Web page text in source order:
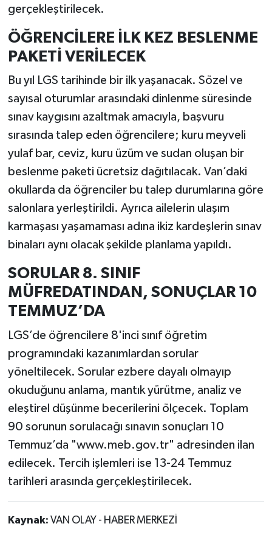
gerçekleştirilecek.
ÖĞRENCİLERE İLK KEZ BESLENME
PAKETİ VERİLECEK
Bu yıl LGS tarihinde bir ilk yaşanacak. Sözel ve
sayısal oturumlar arasındaki dinlenme süresinde
sınav kaygısını azaltmak amacıyla, başvuru
sırasında talep eden öğrencilere; kuru meyveli
yulaf bar, ceviz, kuru üzüm ve sudan oluşan bir
beslenme paketi ücretsiz dağıtılacak. Van’daki
okullarda da öğrenciler bu talep durumlarına göre
salonlara yerleştirildi. Ayrıca ailelerin ulaşım
karmaşası yaşamaması adına ikiz kardeşlerin sınav
binaları aynı olacak şekilde planlama yapıldı.
SORULAR 8. SINIF
MÜFREDATINDAN, SONUÇLAR 10
TEMMUZ’DA
LGS’de öğrencilere 8'inci sınıf öğretim
programındaki kazanımlardan sorular
yöneltilecek. Sorular ezbere dayalı olmayıp
okuduğunu anlama, mantık yürütme, analiz ve
eleştirel düşünme becerilerini ölçecek. Toplam
90 sorunun sorulacağı sınavın sonuçları 10
Temmuz’da "www.meb.gov.tr" adresinden ilan
edilecek. Tercih işlemleri ise 13-24 Temmuz
tarihleri arasında gerçekleştirilecek.
Kaynak: VAN OLAY - HABER MERKEZİ